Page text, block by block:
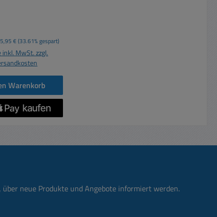
Kabelfarbe:
Schwarz Gewicht: 0,19kg
Regulärer Preis:
5,95 € (33.61% gespart)
inkl. MwSt. zzgl.
Warenkorb
neue Produkte und Angebote informiert werden.